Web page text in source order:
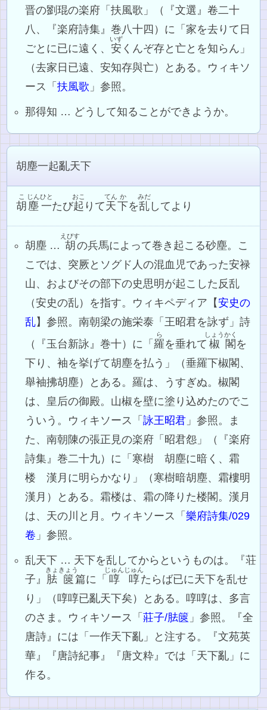
晋の劉琨の楽府「扶風歌」（『文選』卷二十
八、『楽府詩集』巻八十四）に「家を去りて日
ごとに已に遠く、安
いず
くんぞ存と亡とを知らん」
（去家日已遠、安知存與亡）とある。ウィキソ
ース「扶風歌 」参照。
那得知 … どうして知ることができようか。
胡塵一起亂天下
胡
こ
塵
じん
一
ひと
たび起
おこ
りて天
てん
下
か
を乱
みだ
してより
胡塵 … 胡
えびす
の兵馬によって巻き起こる砂塵。こ
こでは、突厥とソグド人の混血児であった安禄
山、およびその部下の史思明が起こした反乱
（安史の乱）を指す。ウィキペディア【安史の
乱】参照。南朝梁の施栄泰「王昭君を詠ず」詩
（『玉台新詠』巻十）に「羅
ら
を垂れて 椒
しょう
閣
かく
を
下り、袖を挙げて胡塵を払う」（垂羅下椒閣、
舉袖拂胡塵）とある。羅は、うすぎぬ。椒閣
は、皇后の御殿。山椒を壁に塗り込めたのでこ
ういう。ウィキソース「詠王昭君 」参照。ま
た、南朝陳の張正見の楽府「昭君怨」（『楽府
詩集』巻二十九）に「寒樹 胡塵に暗く、霜
楼 漢月に明らかなり」（寒樹暗胡塵、霜樓明
漢月）とある。霜楼は、霜の降りた楼閣。漢月
は、天の川と月。ウィキソース「樂府詩集/029
卷 」参照。
乱天下 … 天下を乱してからというものは。『荘
子』 胠
きょ
篋
きょう
篇に「 啍啍
じゅんじゅん
たらば已に天下を乱せ
り」（啍啍已亂天下矣）とある。啍啍は、多言
のさま。ウィキソース「莊子/胠篋 」参照。『全
唐詩』には「一作天下亂」と注する。『文苑英
華』『唐詩紀事』『唐文粋』では「天下亂」に
作る。